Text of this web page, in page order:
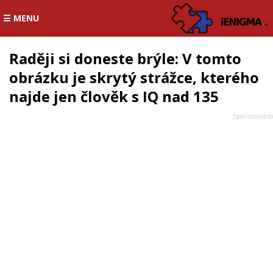
☰ MENU
Raději si doneste brýle: V tomto
obrázku je skrytý strážce, kterého
najde jen člověk s IQ nad 135